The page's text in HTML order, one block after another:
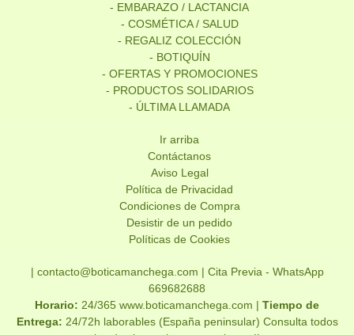
- EMBARAZO / LACTANCIA
- COSMÉTICA / SALUD
- REGALIZ COLECCIÓN
- BOTIQUÍN
- OFERTAS Y PROMOCIONES
- PRODUCTOS SOLIDARIOS
- ÚLTIMA LLAMADA
Ir arriba
Contáctanos
Aviso Legal
Política de Privacidad
Condiciones de Compra
Desistir de un pedido
Políticas de Cookies
| contacto@boticamanchega.com | Cita Previa - WhatsApp
669682688
Horario: 24/365 www.boticamanchega.com | Tiempo de
Entrega: 24/72h laborables (España peninsular) Consulta todos